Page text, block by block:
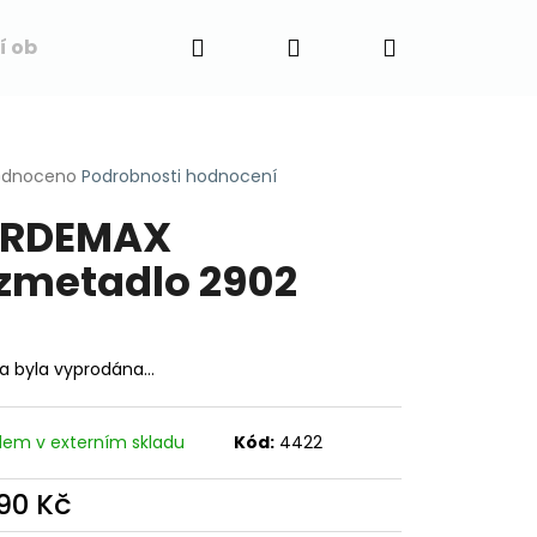
Napište nám
Hledat PřihlášeníNákupní
Podrobnosti hodnocení
2902
byla vyprodána…
v externím skladu Kód: 4422
Kč